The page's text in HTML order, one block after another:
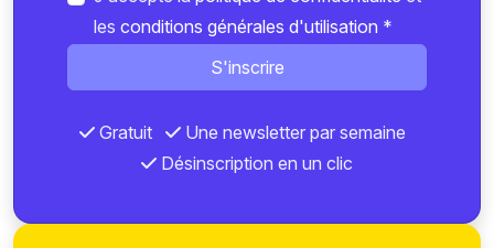
les conditions générales d'utilisation *
S'inscrire
Gratuit
Une newsletter par semaine
Désinscription en un clic